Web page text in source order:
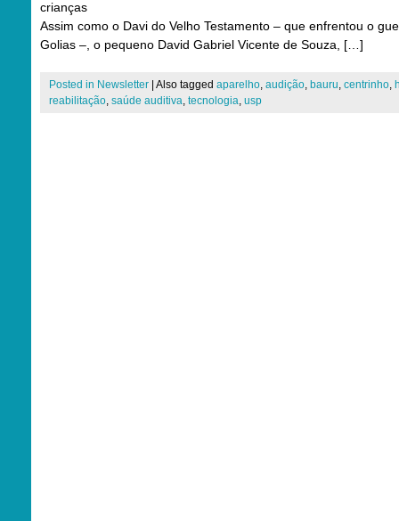
crianças
Assim como o Davi do Velho Testamento – que enfrentou o
Golias –, o pequeno David Gabriel Vicente de Souza, […]
Posted in Newsletter Also tagged aparelho, audição, bauru, centrinho,
reabilitação, saúde auditiva, tecnologia, usp